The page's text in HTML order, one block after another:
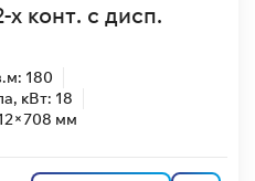
х конт. с дисп.
180
кВт: 18
мм